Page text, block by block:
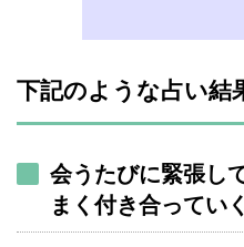
下記のような占い結
会うたびに緊張し
まく付き合ってい